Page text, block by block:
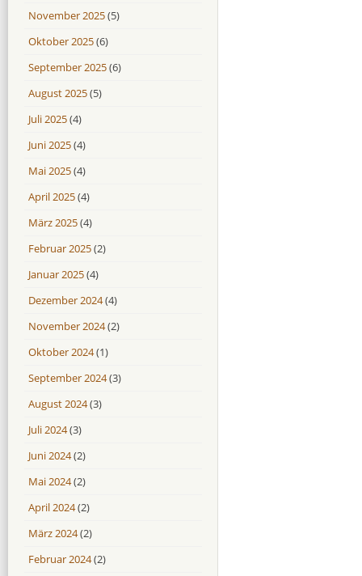
November 2025(5)
Oktober 2025(6)
September 2025(6)
August 2025(5)
Juli 2025(4)
Juni 2025(4)
Mai 2025(4)
April 2025(4)
März 2025(4)
Februar 2025(2)
Januar 2025(4)
Dezember 2024(4)
November 2024(2)
Oktober 2024(1)
September 2024(3)
August 2024(3)
Juli 2024(3)
Juni 2024(2)
Mai 2024(2)
April 2024(2)
März 2024(2)
Februar 2024(2)